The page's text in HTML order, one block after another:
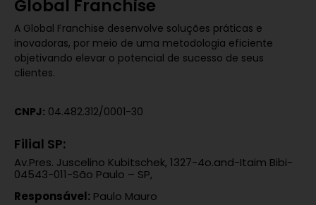
Global Franchise
A Global Franchise desenvolve soluções práticas e
inovadoras, por meio de uma metodologia eficiente
objetivando elevar o potencial de sucesso de seus
clientes.
CNPJ: 04.482.312/0001-30
Filial SP:
Av.Pres. Juscelino Kubitschek, 1327-4o.and-Itaim Bibi-
04543-011-São Paulo – SP,
Responsável: Paulo Mauro